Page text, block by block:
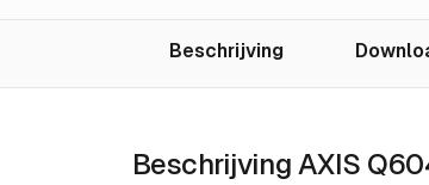
Beschrijving
Beschrijving AXIS